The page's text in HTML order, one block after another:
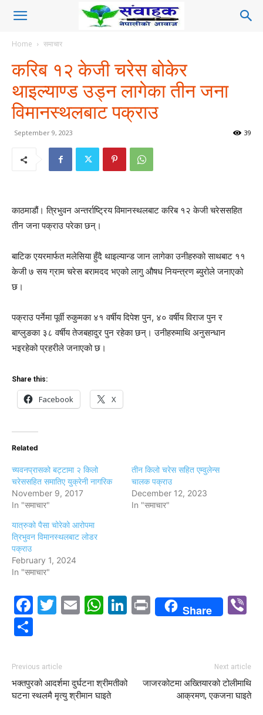
Home समाचार
करिब १२ केजी चरेस बोकेर
थाइल्याण्ड उड्न लागेका तीन जना
विमानस्थलबाट पक्राउ
September 9, 2023 39
काठमाडौं। त्रिभुवन अन्तर्राष्ट्रिय विमानस्थलबाट करिब १२ केजी चरेससहित
तीन जना पक्राउ परेका छन्।
बाटिक एयरमार्फत मलेसिया हुँदै थाइल्यान्ड जान लागेका उनीहरुको साथबाट ११
केजी ७ सय ग्राम चरेस बरामदद भएको लागु औषध नियन्त्रण ब्युरोले जनाएको
छ।
पक्राउ पर्नेमा पूर्वी रुकुमका ४१ वर्षीय दिपेश पुन, ४० वर्षीय विराज पुन र
बाग्लुङका ३८ वर्षीय तेजबहादुर पुन रहेका छन्। उनीहरुमाथि अनुसन्धान
भइरहेको प्रहरीले जनाएको छ।
Share this:
Facebook X
Related
च्यवनप्रासको बट्टामा २ किलो
चरेससहित समातिए युक्रेनी नागरिक
November 9, 2017
In "समाचार"
तीन किलो चरेस सहित एम्वुलेन्स
चालक पक्राउ
December 12, 2023
In "समाचार"
यात्रुको पैसा चोरेको आरोपमा
त्रिभुवन विमानस्थलबाट लोडर
पक्राउ
February 1, 2024
In "समाचार"
Facebook
Twitter
EmailWhatsApp
LinkedIn
PrintShare
Previous article
भक्तपुरको आदर्शमा दुर्घटना श्रीमतीको
घटना स्थलमै मृत्यु श्रीमान घाइते
Next article
जाजरकोटमा अख्तियारको टोलीमाथि
आक्रमण, एकजना घाइते